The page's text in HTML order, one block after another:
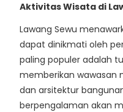
Aktivitas Wisata di
Lawang Sewu
dapat dinikmati oleh
paling populer adalah
memberikan wawasan
dan arsitektur
berpengalaman akan